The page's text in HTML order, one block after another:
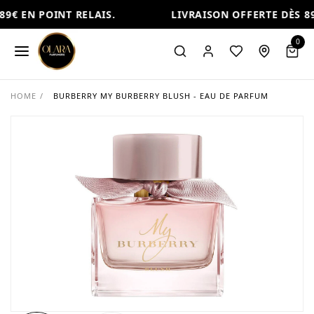
EN POINT RELAIS. LIVRAISON OFFERTE DÈS
0
HOME / BURBERRY MY BURBERRY BLUSH - EAU DE PARFUM